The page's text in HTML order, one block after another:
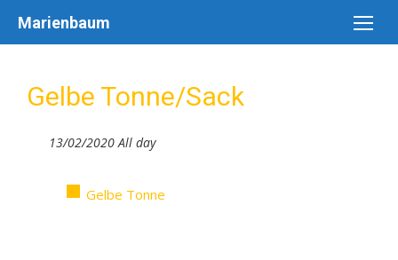
Marienbaum
Gelbe Tonne/Sack
13/02/2020 All day
Gelbe Tonne